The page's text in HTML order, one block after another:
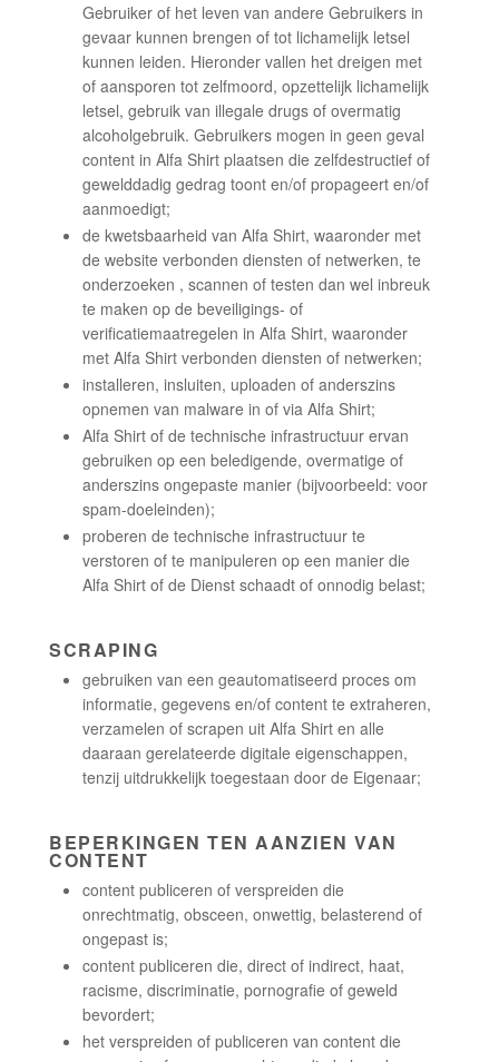
Gebruiker of het leven van andere Gebruikers in
gevaar kunnen brengen of tot lichamelijk letsel
kunnen leiden. Hieronder vallen het dreigen met
of aansporen tot zelfmoord, opzettelijk lichamelijk
letsel, gebruik van illegale drugs of overmatig
alcoholgebruik. Gebruikers mogen in geen geval
content in Alfa Shirt plaatsen die zelfdestructief of
gewelddadig gedrag toont en/of propageert en/of
aanmoedigt;
de kwetsbaarheid van Alfa Shirt, waaronder met
de website verbonden diensten of netwerken, te
onderzoeken , scannen of testen dan wel inbreuk
te maken op de beveiligings- of
verificatiemaatregelen in Alfa Shirt, waaronder
met Alfa Shirt verbonden diensten of netwerken;
installeren, insluiten, uploaden of anderszins
opnemen van malware in of via Alfa Shirt;
Alfa Shirt of de technische infrastructuur ervan
gebruiken op een beledigende, overmatige of
anderszins ongepaste manier (bijvoorbeeld: voor
spam-doeleinden);
proberen de technische infrastructuur te
verstoren of te manipuleren op een manier die
Alfa Shirt of de Dienst schaadt of onnodig belast;
SCRAPING
gebruiken van een geautomatiseerd proces om
informatie, gegevens en/of content te extraheren,
verzamelen of scrapen uit Alfa Shirt en alle
daaraan gerelateerde digitale eigenschappen,
tenzij uitdrukkelijk toegestaan door de Eigenaar;
BEPERKINGEN TEN AANZIEN VAN
CONTENT
content publiceren of verspreiden die
onrechtmatig, obsceen, onwettig, belasterend of
ongepast is;
content publiceren die, direct of indirect, haat,
racisme, discriminatie, pornografie of geweld
bevordert;
het verspreiden of publiceren van content die